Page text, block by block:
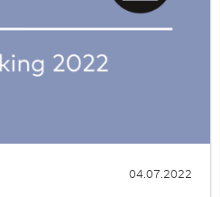
04.07.2022